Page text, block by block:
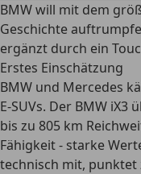
BMW will mit dem
Geschichte
ergänzt durch ein
Erstes Einschätzung
BMW und Mercedes
E-SUVs. Der BMW iX3
bis zu 805 km
Fähigkeit - starke
technisch mit,